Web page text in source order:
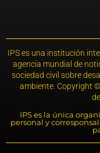
IPS es una institución
agencia mundial de
sociedad civil sobre
ambiente. Copyright
IPS es la única
personal y